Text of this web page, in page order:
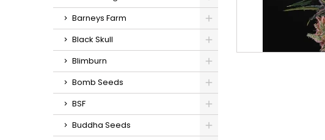
Barneys Farm
Black Skull
Blimburn
Bomb Seeds
BSF
Buddha Seeds